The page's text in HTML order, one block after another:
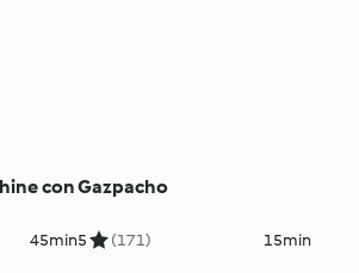
con
45min
Gazpacho
5 (171) 15min